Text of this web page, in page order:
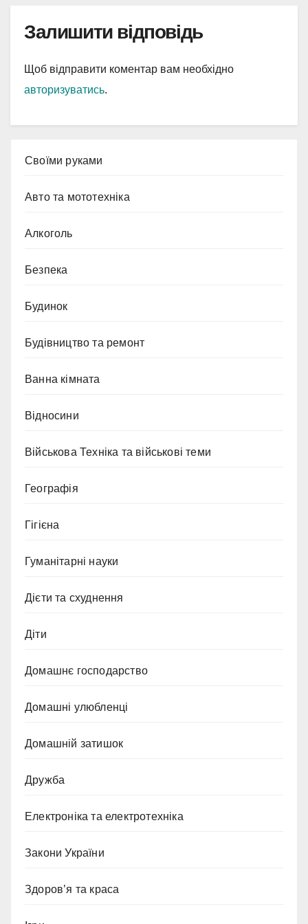
Залишити відповідь
Щоб відправити коментар вам необхідно
авторизуватись.
Cвоїми руками
Авто та мототехніка
Алкоголь
Безпека
Будинок
Будівництво та ремонт
Ванна кімната
Відносини
Військова Техніка та військові теми
Географія
Гігієна
Гуманітарні науки
Дієти та схуднення
Діти
Домашнє господарство
Домашні улюбленці
Домашній затишок
Дружба
Електроніка та електротехніка
Закони України
Здоров’я та краса